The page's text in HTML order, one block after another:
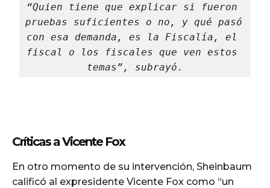
“Quien tiene que explicar si fueron
pruebas suficientes o no, y qué pasó
con esa demanda, es la Fiscalía, el
fiscal o los fiscales que ven estos
temas”, subrayó.
Críticas a Vicente Fox
En otro momento de su intervención, Sheinbaum
calificó al expresidente Vicente Fox como “un